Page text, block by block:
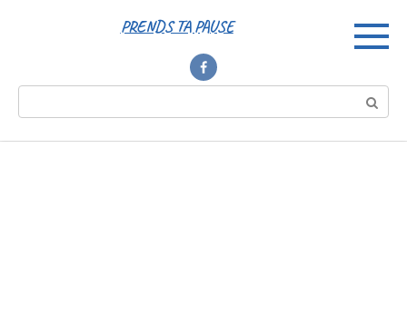
PRENDS TA PAUSE